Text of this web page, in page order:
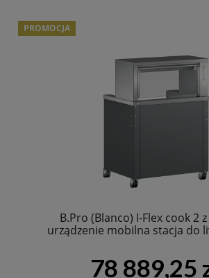
B.Pro (Blanco) I-Flex cook 2 z
urządzenie mobilna stacja do
78 889,25
PROMOCJA